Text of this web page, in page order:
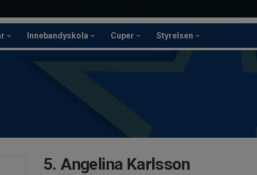
Innebandyskola Cuper Styrelsen
5. Angelina Karlsson